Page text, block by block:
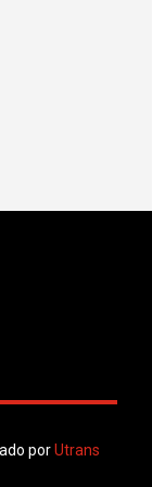
porUtrans